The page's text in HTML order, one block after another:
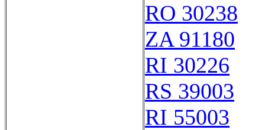
RO 30238
ZA 91180
RI 30226
RS 39003
RI 55003